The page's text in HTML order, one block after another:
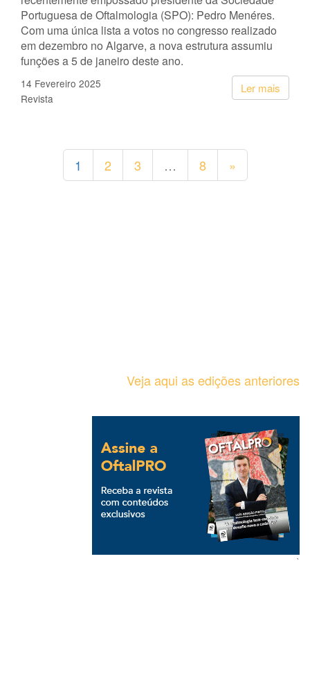
Portuguesa de Oftalmologia (SPO): Pedro Menéres.
Com uma única lista a votos no congresso realizado
em dezembro no Algarve, a nova estrutura assumiu
funções a 5 de janeiro deste ano.
Ler mais
14 Fevereiro 2025
Revista
1 2 3 … 8 »
Veja aqui as edições anteriores
`